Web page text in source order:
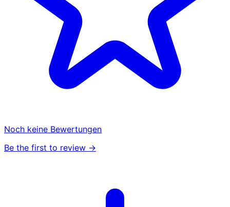
Noch keine Bewertungen
Be the first to review →